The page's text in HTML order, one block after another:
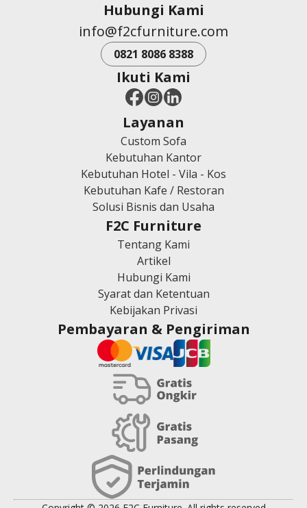
Hubungi Kami
info@f2cfurniture.com
0821 8086 8388
Ikuti Kami
Layanan
Custom Sofa
Kebutuhan Kantor
Kebutuhan Hotel - Vila - Kos
Kebutuhan Kafe / Restoran
Solusi Bisnis dan Usaha
F2C Furniture
Tentang Kami
Artikel
Hubungi Kami
Syarat dan Ketentuan
Kebijakan Privasi
Pembayaran & Pengiriman